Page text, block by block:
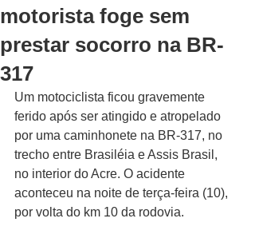
motorista foge sem
prestar socorro na BR-
317
Um motociclista ficou gravemente
ferido após ser atingido e atropelado
por uma caminhonete na BR-317, no
trecho entre Brasiléia e Assis Brasil,
no interior do Acre. O acidente
aconteceu na noite de terça-feira (10),
por volta do km 10 da rodovia.